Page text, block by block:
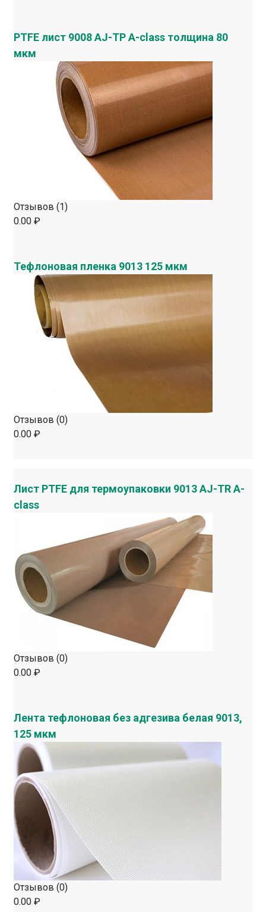
PTFE лист 9008 AJ-TP A-class толщина 80
мкм
Отзывов (1)
0.00 ₽
Тефлоновая пленка 9013 125 мкм
Отзывов (0)
0.00 ₽
Лист PTFE для термоупаковки 9013 AJ-TR A-
class
Отзывов (0)
0.00 ₽
Лента тефлоновая без адгезива белая 9013,
125 мкм
Отзывов (0)
0.00 ₽